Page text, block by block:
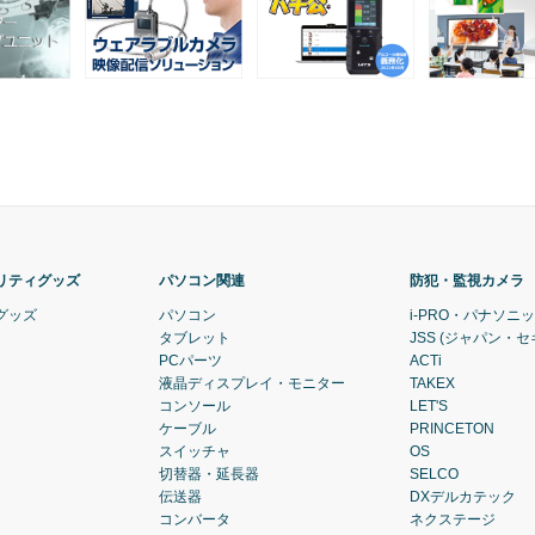
ティグッズ
ッズ
パソコン関連
パソコン
タブレット
PCパーツ
液晶ディスプレイ・モニター
コンソール
ケーブル
スイッチャ
切替器・延長器
伝送器
コンバータ
防犯・監視カメラ
i-PRO・パナソニ
JSS (ジャパン・
ACTi
TAKEX
LET'S
PRINCETON
OS
SELCO
DXデルカテック
ネクステージ